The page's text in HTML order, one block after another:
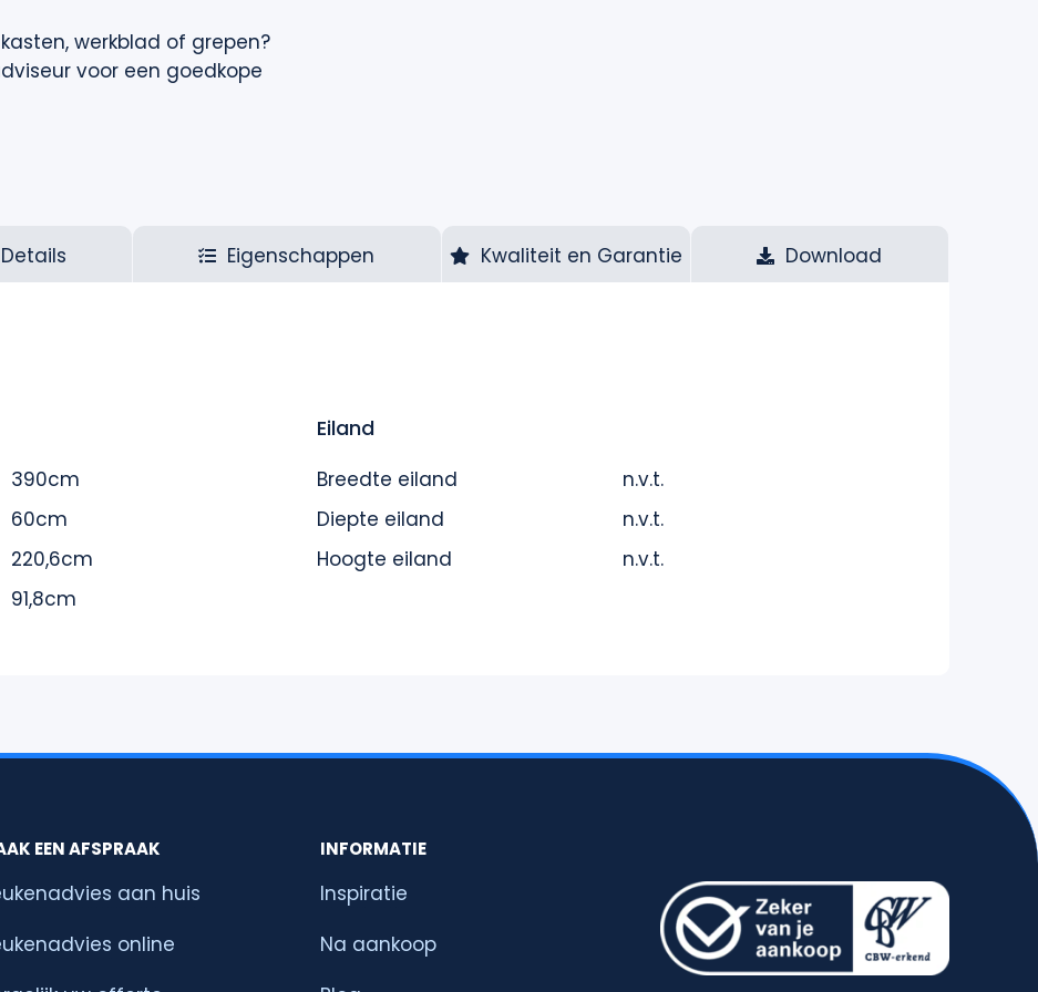
kasten, werkblad of grepen?
voor een goedkope
Details Eigenschappen Kwaliteit en Garantie Download
390cm
60cm
220,6cm
91,8cm
Eiland
Breedte eiland
Diepte eiland
Hoogte eiland
n.v.t.
n.v.t.
n.v.t.
EEN AFSPRAAK
aan huis
online
INFORMATIE
Inspiratie
Na aankoop